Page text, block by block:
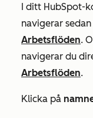
I ditt HubSpot-
navigerar
Arbetsflöden.
navigerar du
Arbetsflöden.
Klicka på